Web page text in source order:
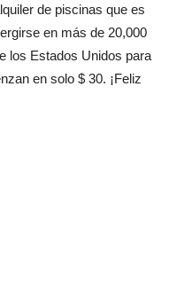
de piscinas que es
en más de 20,000
los Estados Unidos para
en solo $ 30. ¡Feliz